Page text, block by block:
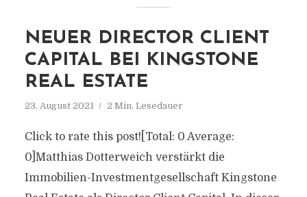
NEUER DIRECTOR CLIENT
CAPITAL BEI KINGSTONE
REAL ESTATE
23. August 2021 2 Min. Lesedauer
Click to rate this post![Total: 0 Average:
0]Matthias Dotterweich verstärkt die
Immobilien-Investmentgesellschaft Kingstone